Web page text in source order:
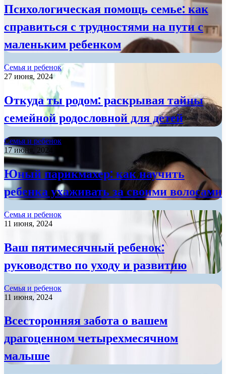
Психологическая помощь семье: как
справиться с трудностями на пути с
маленьким ребенком
Семья и ребенок
27 июня, 2024
Откуда ты родом: раскрывая тайны
семейной родословной для детей
Семья и ребенок
17 июня, 2024
Юный парикмахер: как научить
ребенка ухаживать за своими волосами
Семья и ребенок
11 июня, 2024
Ваш пятимесячный ребенок:
руководство по уходу и развитию
Семья и ребенок
11 июня, 2024
Всесторонняя забота о вашем
драгоценном четырехмесячном
малыше